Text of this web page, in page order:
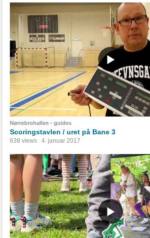
Nørrebrohallen - guides
Scoringstavlen / uret på Bane 3
638 views 4. januar 2017